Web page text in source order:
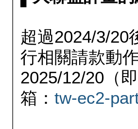
超過2024/3/20
行相關請款動
2025/12/20（
箱： tw-ec2-